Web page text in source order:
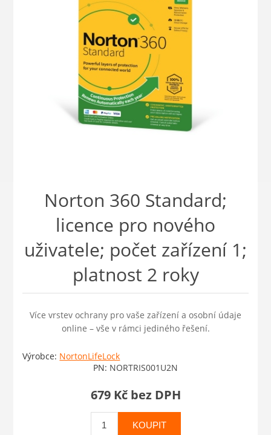
Norton 360 Standard;
licence pro nového
uživatele; počet zařízení 1;
platnost 2 roky
Více vrstev ochrany pro vaše zařízení a osobní údaje
online – vše v rámci jediného řešení.
Výrobce: NortonLifeLock
PN: NORTRIS001U2N
679 Kč bez DPH
KOUPIT